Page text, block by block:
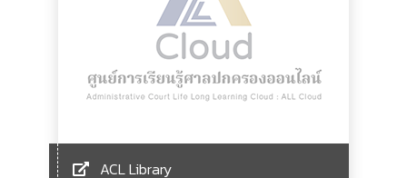
ACL Library